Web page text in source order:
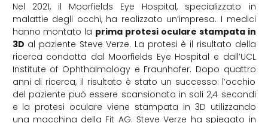
Nel 2021, il Moorfields Eye Hospital, specializzato in
malattie degli occhi, ha realizzato un’impresa. I medici
hanno montato la prima protesi oculare stampata in
3D al paziente Steve Verze. La protesi è il risultato della
ricerca condotta dal Moorfields Eye Hospital e dall’UCL
Institute of Ophthalmology e Fraunhofer. Dopo quattro
anni di ricerca, il risultato è stato un successo: l’occhio
del paziente può essere scansionato in soli 2,4 secondi
e la protesi oculare viene stampata in 3D utilizzando
una macchina della Fit AG. Steve Verze ha spiegato in